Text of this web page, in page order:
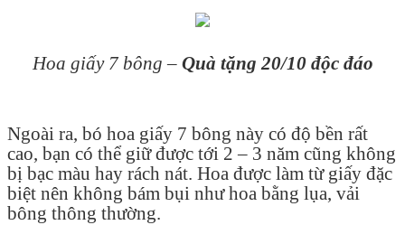
Hoa giấy 7 bông – Quà tặng 20/10 độc đáo
Ngoài ra, bó hoa giấy 7 bông này có độ bền rất
cao, bạn có thể giữ được tới 2 – 3 năm cũng không
bị bạc màu hay rách nát. Hoa được làm từ giấy đặc
biệt nên không bám bụi như hoa bằng lụa, vải
bông thông thường.